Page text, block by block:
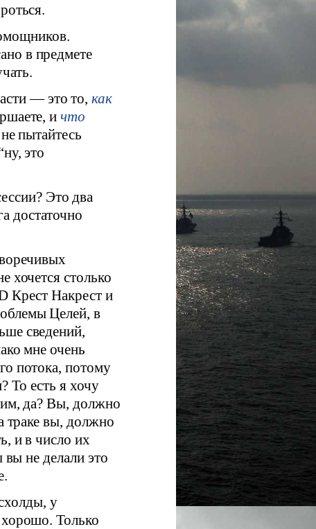
в предмете
— это то,как
ичто
пытайтесь
это
Это два
достаточно
хочется столько
Крест Накрест и
Целей, в
сведений,
мне очень
потока, потому
То есть я хочу
да? Вы, должно
траке вы, должно
и в число их
не делали это
у
Только